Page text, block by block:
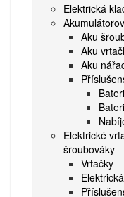
Elektrická
Aku
Aku
Aku
Elektrické
šroubováky
Vrtačky